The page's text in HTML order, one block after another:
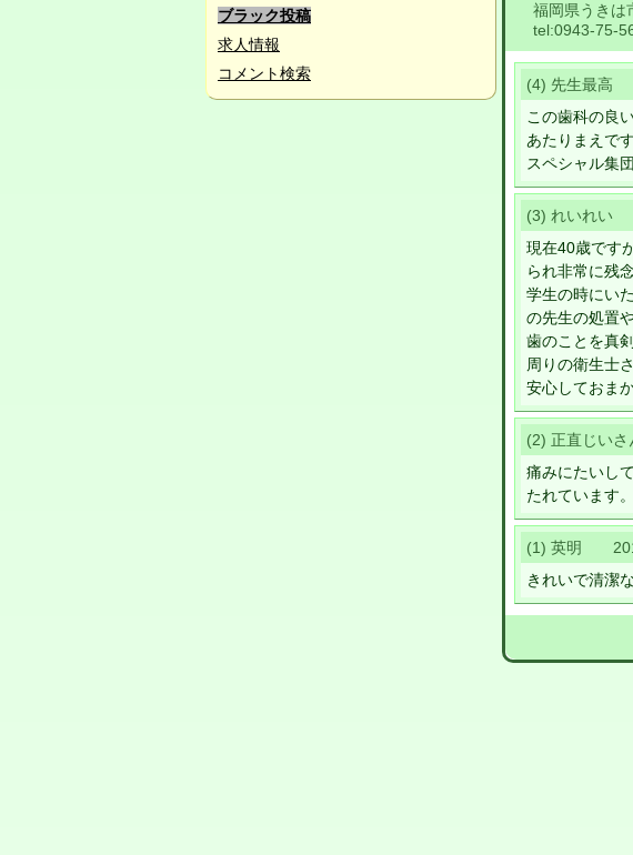
ブラック投稿
求人情報
コメント検索
福岡県うきは
tel:0943-75-
(4) 先生最高
この歯科の良
あたりまえで
スペシャル集
(3) れいれ
現在40歳です
られ非常に残
学生の時にい
の先生の処置
歯のことを真
周りの衛生士
安心しておま
(2) 正直じい
痛みにたいし
たれています
(1) 英明
きれいで清潔